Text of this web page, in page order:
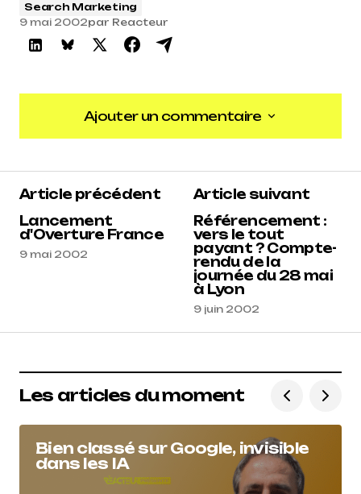
Search Marketing
9 mai 2002par Reacteur
Ajouter un commentaire
Ajouter un commentaire
Article précédent
Lancement
d'Overture France
9 mai 2002
Article suivant
Référencement :
vers le tout
payant ? Compte-
rendu de la
journée du 28 mai
à Lyon
9 juin 2002
Les articles du moment
Bien classé sur Google, invisible
dans les IA